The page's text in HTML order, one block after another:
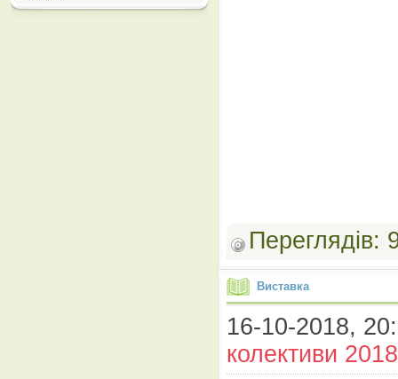
Виставка
16-10-2018,
колективи